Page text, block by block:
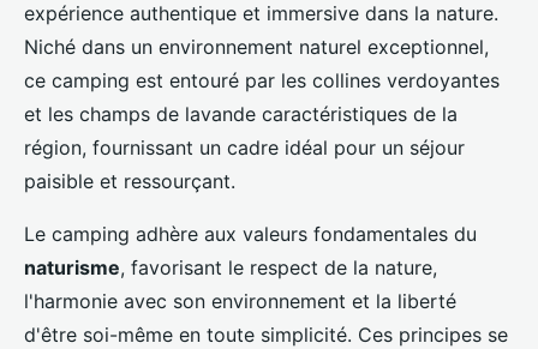
expérience authentique et immersive dans la nature.
Niché dans un environnement naturel exceptionnel,
ce camping est entouré par les collines verdoyantes
et les champs de lavande caractéristiques de la
région, fournissant un cadre idéal pour un séjour
paisible et ressourçant.
Le camping adhère aux valeurs fondamentales du
naturisme, favorisant le respect de la nature,
l'harmonie avec son environnement et la liberté
d'être soi-même en toute simplicité. Ces principes se